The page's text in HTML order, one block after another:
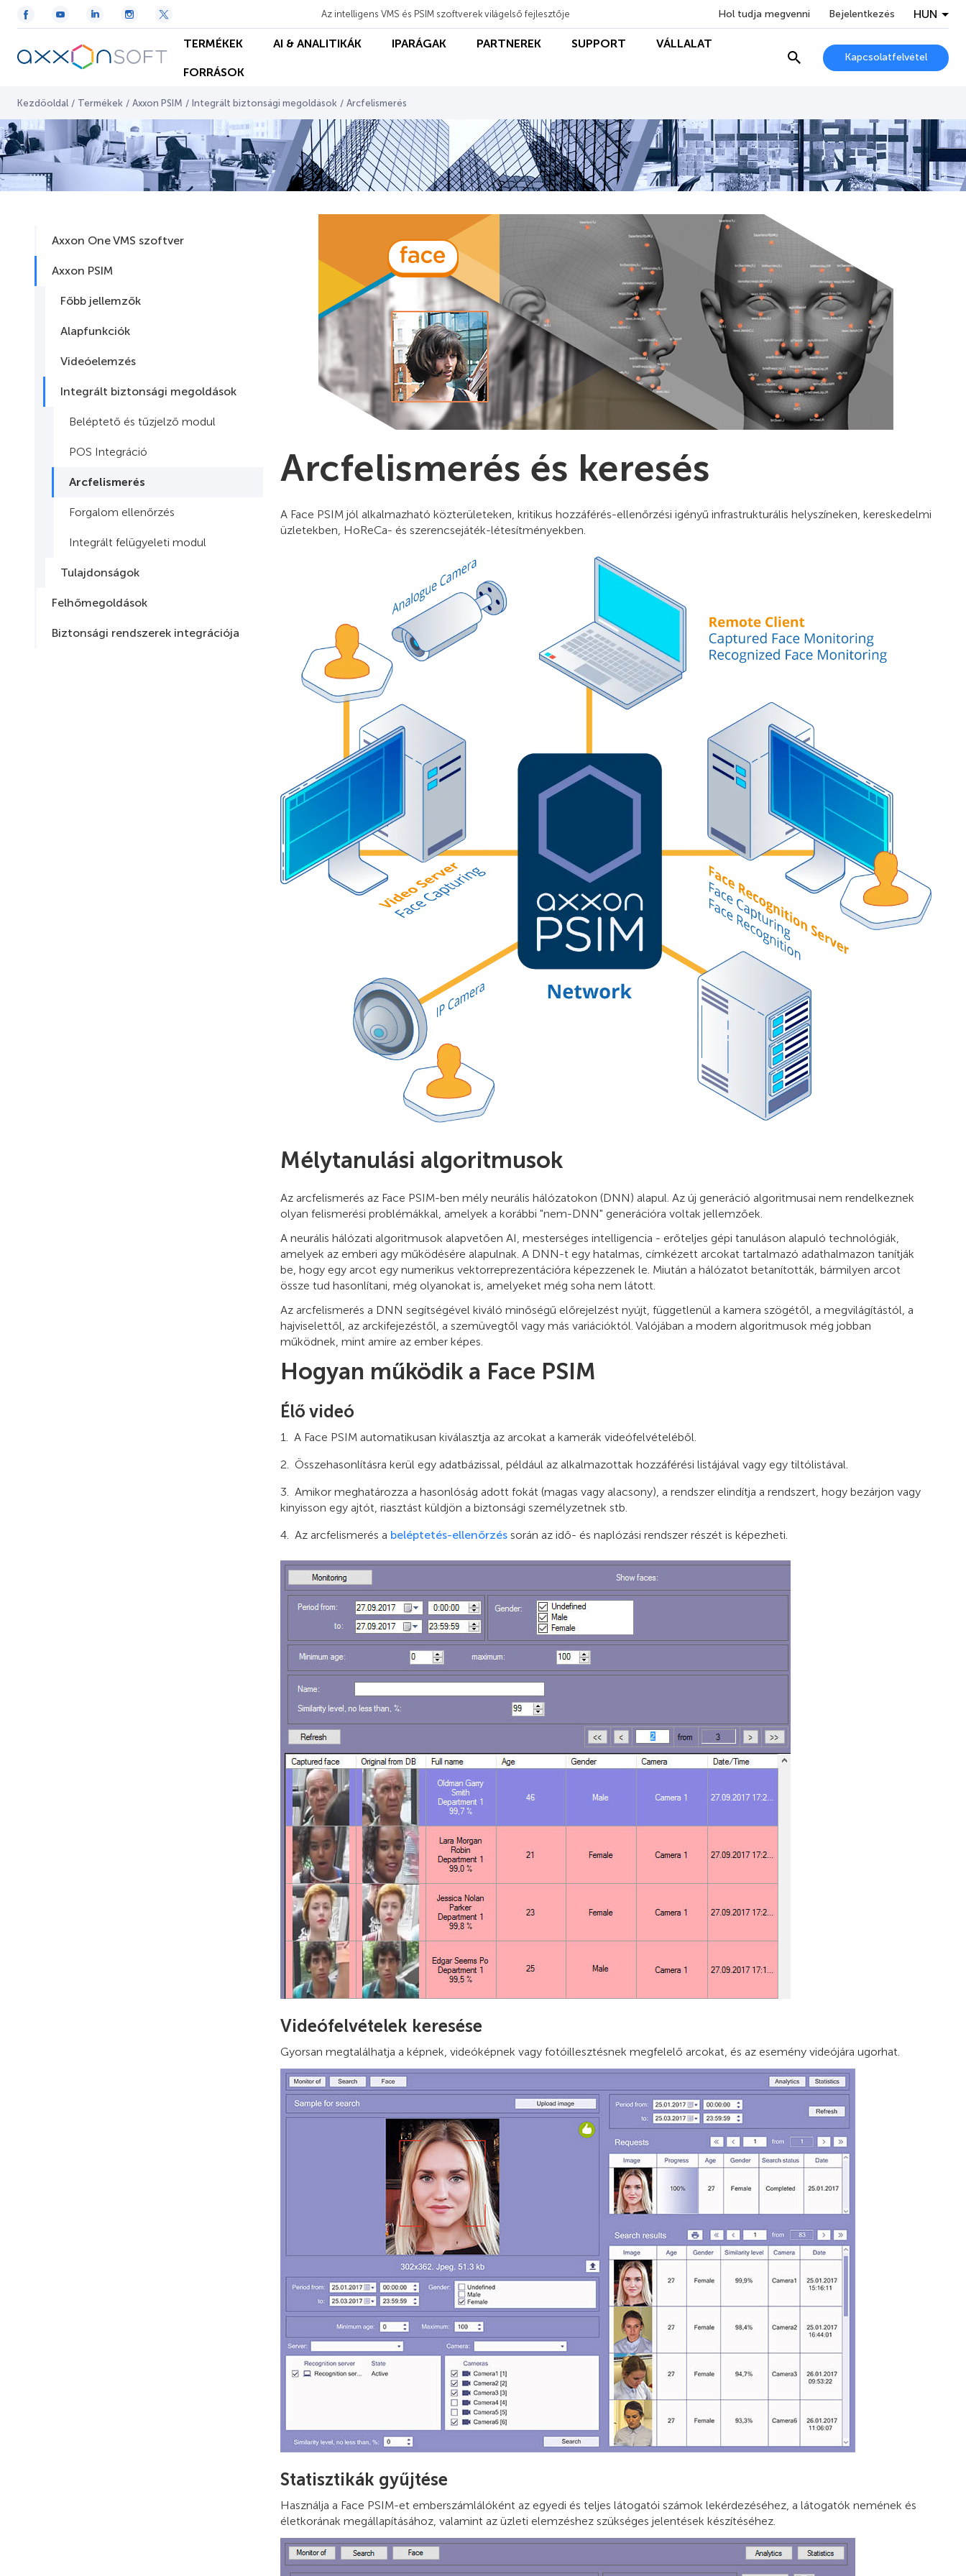
Az intelligens VMS és PSIM szoftverek világelső fejlesztője Hol tudja megvenni Bejelentkezés HUN
TERMÉKEK AI & ANALITIKÁK IPARÁGAK PARTNEREK SUPPORT VÁLLALAT
FORRÁSOK
Kapcsolatfelvétel
Kezdőoldal / Termékek / Axxon PSIM / Integrált biztonsági megoldások / Arcfelismerés
Axxon One VMS szoftver
Axxon PSIM
Főbb jellemzők
Alapfunkciók
Videóelemzés
Integrált biztonsági megoldások
Beléptető és tűzjelző modul
POS Integráció
Arcfelismerés
Forgalom ellenőrzés
Integrált felügyeleti modul
Tulajdonságok
Felhőmegoldások
Biztonsági rendszerek integrációja
Arcfelismerés és keresés
A Face PSIM jól alkalmazható közterületeken, kritikus hozzáférés-ellenőrzési igényű infrastrukturális helyszíneken, kereskedelmi
üzletekben, HoReCa- és szerencsejáték-létesítményekben.
Mélytanulási algoritmusok
Az arcfelismerés az Face PSIM-ben mély neurális hálózatokon (DNN) alapul. Az új generáció algoritmusai nem rendelkeznek
olyan felismerési problémákkal, amelyek a korábbi "nem-DNN" generációra voltak jellemzőek.
A neurális hálózati algoritmusok alapvetően AI, mesterséges intelligencia - erőteljes gépi tanuláson alapuló technológiák,
amelyek az emberi agy működésére alapulnak. A DNN-t egy hatalmas, címkézett arcokat tartalmazó adathalmazon tanítják
be, hogy egy arcot egy numerikus vektorreprezentációra képezzenek le. Miután a hálózatot betanították, bármilyen arcot
össze tud hasonlítani, még olyanokat is, amelyeket még soha nem látott.
Az arcfelismerés a DNN segítségével kiváló minőségű előrejelzést nyújt, függetlenül a kamera szögétől, a megvilágítástól, a
hajviselettől, az arckifejezéstől, a szemüvegtől vagy más variációktól. Valójában a modern algoritmusok még jobban
működnek, mint amire az ember képes.
Hogyan működik a Face PSIM
Élő videó
A Face PSIM automatikusan kiválasztja az arcokat a kamerák videófelvételéből.
Összehasonlításra kerül egy adatbázissal, például az alkalmazottak hozzáférési listájával vagy egy tiltólistával.
Amikor meghatározza a hasonlóság adott fokát (magas vagy alacsony), a rendszer elindítja a rendszert, hogy bezárjon vagy
kinyisson egy ajtót, riasztást küldjön a biztonsági személyzetnek stb.
Az arcfelismerés a beléptetés-ellenőrzés során az idő- és naplózási rendszer részét is képezheti.
Videófelvételek keresése
Gyorsan megtalálhatja a képnek, videóképnek vagy fotóillesztésnek megfelelő arcokat, és az esemény videójára ugorhat.
Statisztikák gyűjtése
Használja a Face PSIM-et emberszámlálóként az egyedi és teljes látogatói számok lekérdezéséhez, a látogatók nemének és
életkorának megállapításához, valamint az üzleti elemzéshez szükséges jelentések készítéséhez.